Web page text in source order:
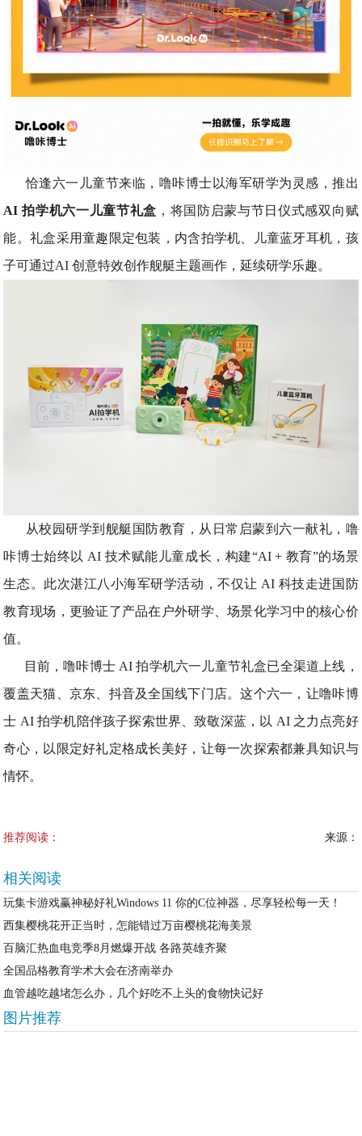
恰逢六一儿童节来临，噜咔博士以海军研学为灵感，推出
AI 拍学机六一儿童节礼盒 ，将国防启蒙与节日仪式感双向赋
能。礼盒采用童趣限定包装，内含拍学机、儿童蓝牙耳机，孩
子可通过AI 创意特效创作舰艇主题画作，延续研学乐趣。
从校园研学到舰艇国防教育，从日常启蒙到六一献礼，噜
咔博士始终以 AI 技术赋能儿童成长，构建“AI + 教育”的场景
生态。此次湛江八小海军研学活动，不仅让 AI 科技走进国防
教育现场，更验证了产品在户外研学、场景化学习中的核心价
值。
目前，噜咔博士 AI 拍学机六一儿童节礼盒已全渠道上线，
覆盖天猫、京东、抖音及全国线下门店。这个六一，让噜咔博
士 AI 拍学机陪伴孩子探索世界、致敬深蓝，以 AI 之力点亮好
奇心，以限定好礼定格成长美好，让每一次探索都兼具知识与
情怀。
推荐阅读： 来源：
相关阅读
玩集卡游戏赢神秘好礼Windows 11 你的C位神器，尽享轻松每一天！
西集樱桃花开正当时，怎能错过万亩樱桃花海美景
百脑汇热血电竞季8月燃爆开战 各路英雄齐聚
全国品格教育学术大会在济南举办
血管越吃越堵怎么办，几个好吃不上头的食物快记好
图片推荐